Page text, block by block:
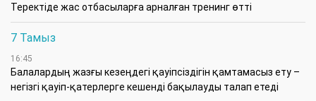
​Теректіде жас отбасыларға арналған тренинг өтті
7 Тамыз
16:45
Балалардың жазғы кезеңдегі қауіпсіздігін қамтамасыз ету –
негізгі қауіп-қатерлерге кешенді бақылауды талап етеді